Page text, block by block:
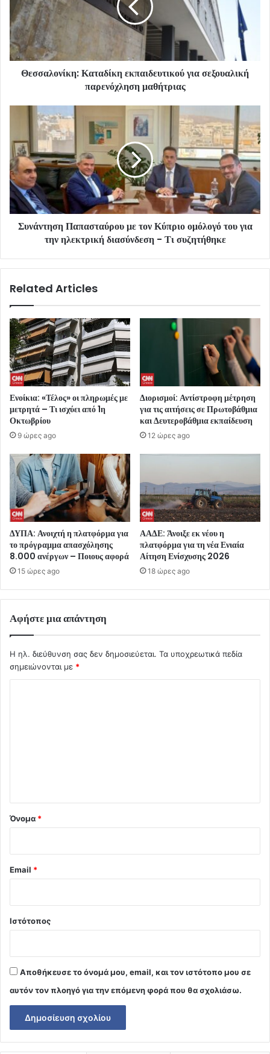
Θεσσαλονίκη: Καταδίκη εκπαιδευτικού για σεξουαλική
παρενόχληση μαθήτριας
Συνάντηση Παπασταύρου με τον Κύπριο ομόλογό του για
την ηλεκτρική διασύνδεση - Τι συζητήθηκε
Related Articles
Ενοίκια: «Τέλος» οι πληρωμές με
μετρητά – Τι ισχύει από 1η
Οκτωβρίου
9 ώρες ago
Διορισμοί: Αντίστροφη μέτρηση
για τις αιτήσεις σε Πρωτοβάθμια
και Δευτεροβάθμια εκπαίδευση
12 ώρες ago
ΔΥΠΑ: Ανοιχτή η πλατφόρμα για
το πρόγραμμα απασχόλησης
8.000 ανέργων – Ποιους αφορά
15 ώρες ago
ΑΑΔΕ: Άνοιξε εκ νέου η
πλατφόρμα για τη νέα Ενιαία
Αίτηση Ενίσχυσης 2026
18 ώρες ago
Αφήστε μια απάντηση
Η ηλ. διεύθυνση σας δεν δημοσιεύεται. Τα υποχρεωτικά πεδία
σημειώνονται με *
Όνομα *
Email *
Ιστότοπος
Αποθήκευσε το όνομά μου, email, και τον ιστότοπο μου σε
αυτόν τον πλοηγό για την επόμενη φορά που θα σχολιάσω.